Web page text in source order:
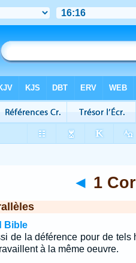
◄ 1
Bible
de la déférence pour de tels
à la même oeuvre.